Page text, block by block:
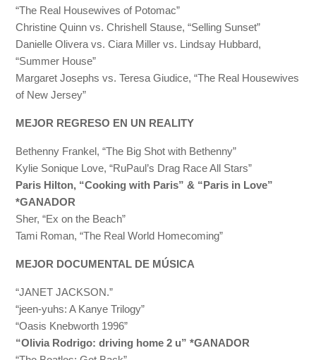
“The Real Housewives of Potomac”
Christine Quinn vs. Chrishell Stause, “Selling Sunset”
Danielle Olivera vs. Ciara Miller vs. Lindsay Hubbard,
“Summer House”
Margaret Josephs vs. Teresa Giudice, “The Real Housewives
of New Jersey”
MEJOR REGRESO EN UN REALITY
Bethenny Frankel, “The Big Shot with Bethenny”
Kylie Sonique Love, “RuPaul’s Drag Race All Stars”
Paris Hilton, “Cooking with Paris” & “Paris in Love”
*GANADOR
Sher, “Ex on the Beach”
Tami Roman, “The Real World Homecoming”
MEJOR DOCUMENTAL DE MÚSICA
“JANET JACKSON.”
“jeen-yuhs: A Kanye Trilogy”
“Oasis Knebworth 1996”
“Olivia Rodrigo: driving home 2 u” *GANADOR